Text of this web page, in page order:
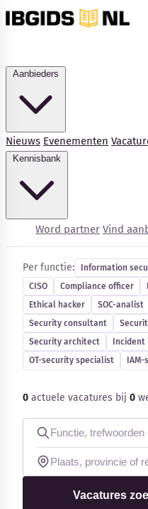
Nieuws Evenementen
Word partner Vind
Kennisbank
Blog
Bedrijfsupdates
Externe bronnen
Woordenboek
Auteurs
Cybersecurity-
Per functie: Information
CISO
Compliance officer
Ethical hacker
SOC-analist
Security consultant
Security architect
OT-security specialist
0 actuele vacatures bij 0
Vacatures